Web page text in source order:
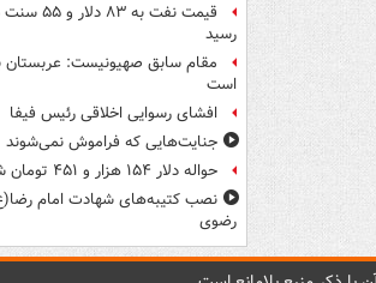
قیمت نفت
رسید
مقام سابق صهیونیست: عربستان
است
افشای رسوایی اخلاقی رئیس فیفا
جنایت‌هایی که فراموش نمی‌شوند
حواله دلار ۱۵۴ هزار و ۴۵۱ تومان شد
نصب کتیبه‌های شهادت امام
رضوی